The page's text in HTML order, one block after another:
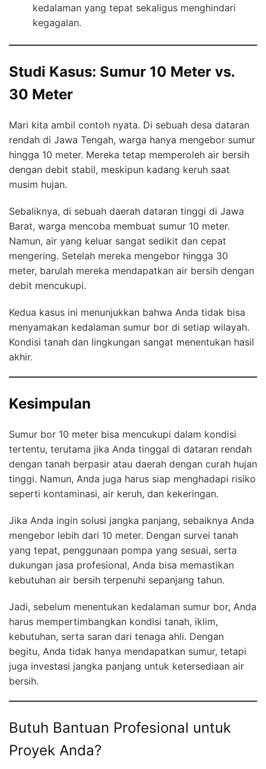
kedalaman yang tepat sekaligus menghindari
kegagalan.
Studi Kasus: Sumur 10 Meter vs.
30 Meter
Mari kita ambil contoh nyata. Di sebuah desa dataran
rendah di Jawa Tengah, warga hanya mengebor sumur
hingga 10 meter. Mereka tetap memperoleh air bersih
dengan debit stabil, meskipun kadang keruh saat
musim hujan.
Sebaliknya, di sebuah daerah dataran tinggi di Jawa
Barat, warga mencoba membuat sumur 10 meter.
Namun, air yang keluar sangat sedikit dan cepat
mengering. Setelah mereka mengebor hingga 30
meter, barulah mereka mendapatkan air bersih dengan
debit mencukupi.
Kedua kasus ini menunjukkan bahwa Anda tidak bisa
menyamakan kedalaman sumur bor di setiap wilayah.
Kondisi tanah dan lingkungan sangat menentukan hasil
akhir.
Kesimpulan
Sumur bor 10 meter bisa mencukupi dalam kondisi
tertentu, terutama jika Anda tinggal di dataran rendah
dengan tanah berpasir atau daerah dengan curah hujan
tinggi. Namun, Anda juga harus siap menghadapi risiko
seperti kontaminasi, air keruh, dan kekeringan.
Jika Anda ingin solusi jangka panjang, sebaiknya Anda
mengebor lebih dari 10 meter. Dengan survei tanah
yang tepat, penggunaan pompa yang sesuai, serta
dukungan jasa profesional, Anda bisa memastikan
kebutuhan air bersih terpenuhi sepanjang tahun.
Jadi, sebelum menentukan kedalaman sumur bor, Anda
harus mempertimbangkan kondisi tanah, iklim,
kebutuhan, serta saran dari tenaga ahli. Dengan
begitu, Anda tidak hanya mendapatkan sumur, tetapi
juga investasi jangka panjang untuk ketersediaan air
bersih.
Butuh Bantuan Profesional untuk
Proyek Anda?